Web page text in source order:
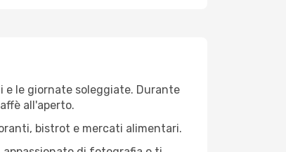
le giornate soleggiate. Durante
all'aperto.
bistrot e mercati alimentari.